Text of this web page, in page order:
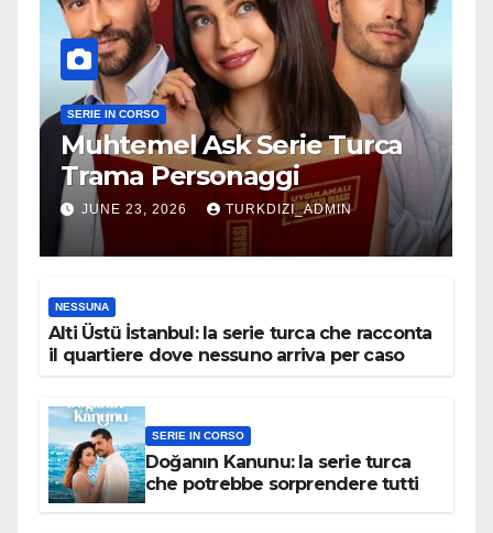
SERIE IN CORSO
Muhtemel Ask Serie Turca
Trama Personaggi
JUNE 23, 2026 TURKDIZI_ADMIN
NESSUNA
Alti Üstü İstanbul: la serie turca che racconta
il quartiere dove nessuno arriva per caso
SERIE IN CORSO
Doğanın Kanunu: la serie turca
che potrebbe sorprendere tutti